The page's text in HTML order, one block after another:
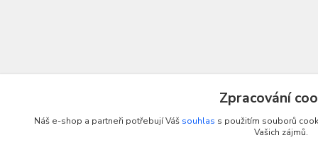
Zpracování
Náš e-shop a partneři potřebují Váš souhlas s použitím souborů
Vašich zájmů.